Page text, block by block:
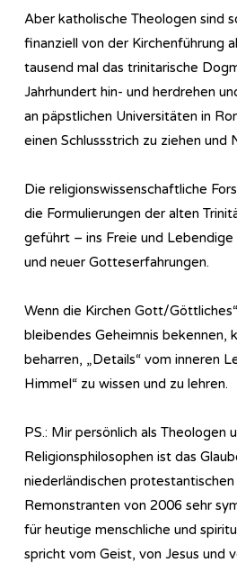
Aber katholische Theologen sind
finanziell von der Kirchenführung
tausend mal das trinitarische
Jahrhundert hin- und herdrehen
an päpstlichen Universitäten in
einen Schlussstrich zu ziehen und
Die religionswissenschaftliche
die Formulierungen der alten
geführt – ins Freie und
und neuer Gotteserfahrungen.
Wenn die Kirchen Gott/
bleibendes Geheimnis bekennen,
beharren, „Details“ vom inneren
Himmel“ zu wissen und zu lehren.
PS.: Mir persönlich als Theologen
Religionsphilosophen ist das
niederländischen
Remonstranten von 2006 sehr
für heutige menschliche und
spricht vom Geist, von Jesus und